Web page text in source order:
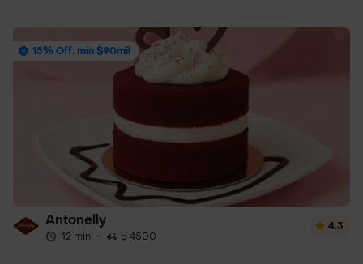
15% Off: mín $90mil
Antonelly
12 min · $ 4500
4.3